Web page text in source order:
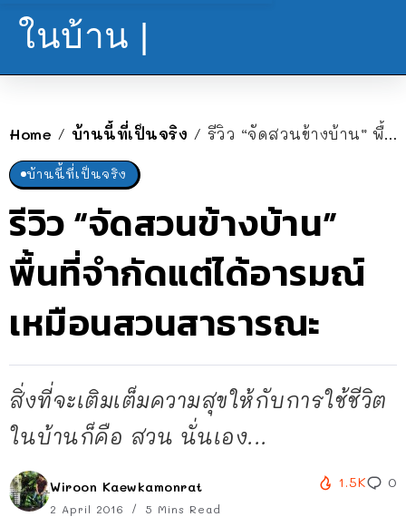
ในบ้าน |
Home / บ้านนี้ที่เป็นจริง / รีวิว “จัดสวนข้างบ้าน” พื้นที่จำกัดแต่ได้อารมณ์เหมือนสวนสาธารณะ
บ้านนี้ที่เป็นจริง
รีวิว “จัดสวนข้างบ้าน”
พื้นที่จำกัดแต่ได้อารมณ์
เหมือนสวนสาธารณะ
สิ่งที่จะเติมเต็มความสุขให้กับการใช้ชีวิต
ในบ้านก็คือ สวน นั่นเอง...
Wiroon Kaewkamonrat
2 April 2016 5 Mins Read
1.5K 0